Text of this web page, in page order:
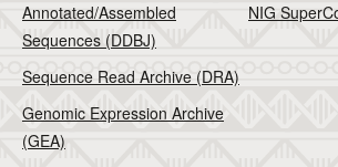
Annotated/Assembled
Sequences (DDBJ)
Sequence Read Archive (DRA)
Genomic Expression Archive
(GEA)
NIG